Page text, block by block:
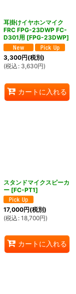
耳掛けイヤホンマイク
FRC FPG-23DWP FC-
D301用 [FPG-23DWP]
3,300円(税別)
(税込 : 3,630円)
カートに入れる
スタンドマイクスピーカ
ー [FC-PT1]
17,000円(税別)
(税込 : 18,700円)
カートに入れる